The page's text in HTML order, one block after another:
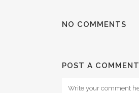
NO COMMENTS
POST A COMMENT